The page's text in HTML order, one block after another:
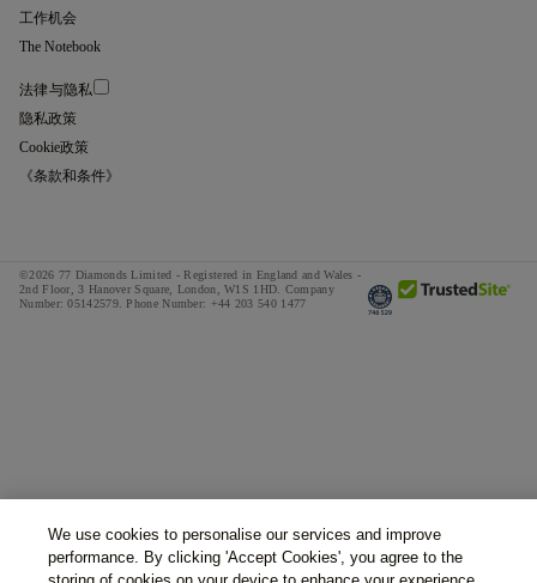
工作机会
The Notebook
法律与隐私
隐私政策
Cookie政策
《条款和条件》
©2026 77 Diamonds Limited - Registered in England and Wales -
2nd Floor, 3 Hanover Square, London, W1S 1HD. Company
Number:05142579. Phone Number: +44 203 540 1477
We use cookies to personalise our services and improve
performance. By clicking 'Accept Cookies', you agree to the